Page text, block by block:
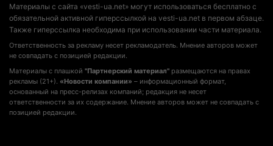
Материалы с сайта «vesti-ua.net» могут использоваться бесплатно с
обязательной активной гиперссылкой на vesti-ua.net в первом абзаце.
Также гиперссылка необходима при использовании части материала.
Ответственность за рекламу несет рекламодатель. Мнение авторов может
не совпадать с позицией редакции.
Материалы с плашкой "Партнерский материал" размещаются на правах
рекламы (21+). «Новости компании» – информационный формат,
основанный на пресс-релизах компаний; редакция не несет
ответственности за их содержание. Мнение авторов может не совпадать с
позицией редакции.